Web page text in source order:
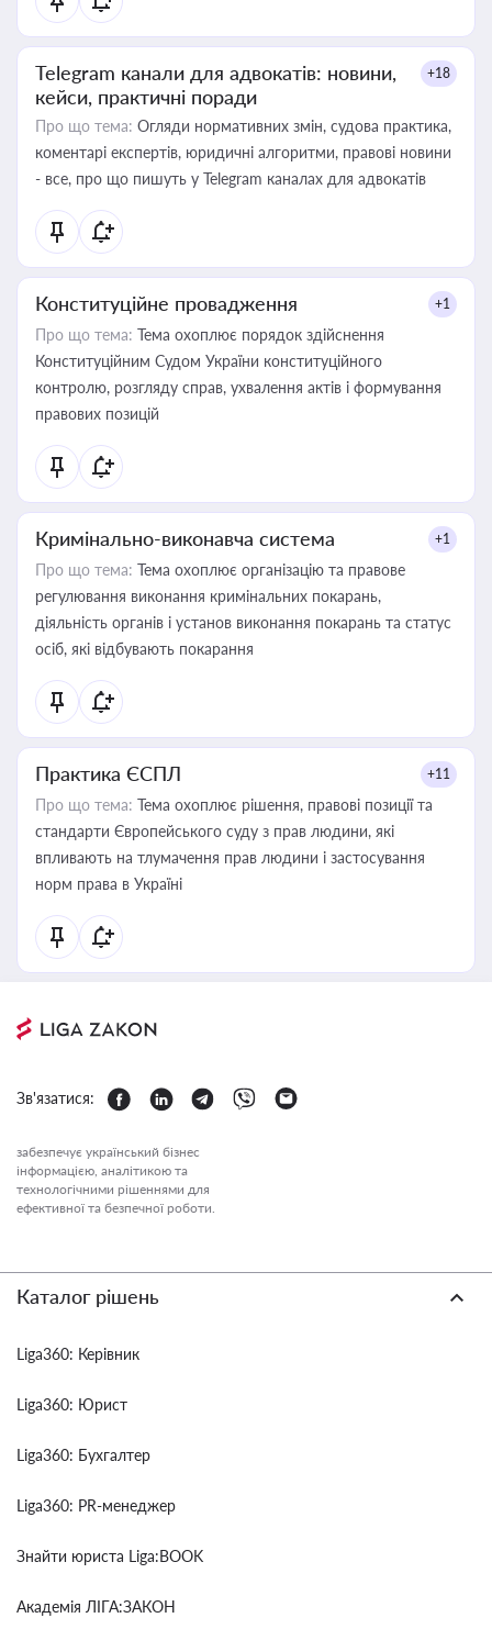
Telegram канали для адвокатів: новини,
кейси, практичні поради
+18
Про що тема: Огляди нормативних змін, судова практика,
коментарі експертів, юридичні алгоритми, правові новини
- все, про що пишуть у Telegram каналах для адвокатів
Конституційне провадження +1
Про що тема: Тема охоплює порядок здійснення
Конституційним Судом України конституційного
контролю, розгляду справ, ухвалення актів і формування
правових позицій
Кримінально-виконавча система +1
Про що тема: Тема охоплює організацію та правове
регулювання виконання кримінальних покарань,
діяльність органів і установ виконання покарань та статус
осіб, які відбувають покарання
Практика ЄСПЛ +11
Про що тема: Тема охоплює рішення, правові позиції та
стандарти Європейського суду з прав людини, які
впливають на тлумачення прав людини і застосування
норм права в Україні
Зв'язатися:
забезпечує український бізнес
інформацією, аналітикою та
технологічними рішеннями для
ефективної та безпечної роботи.
Каталог рішень
Liga360: Керівник
Liga360: Юрист
Liga360: Бухгалтер
Liga360: PR-менеджер
Знайти юриста Liga:BOOK
Академія ЛІГА:ЗАКОН